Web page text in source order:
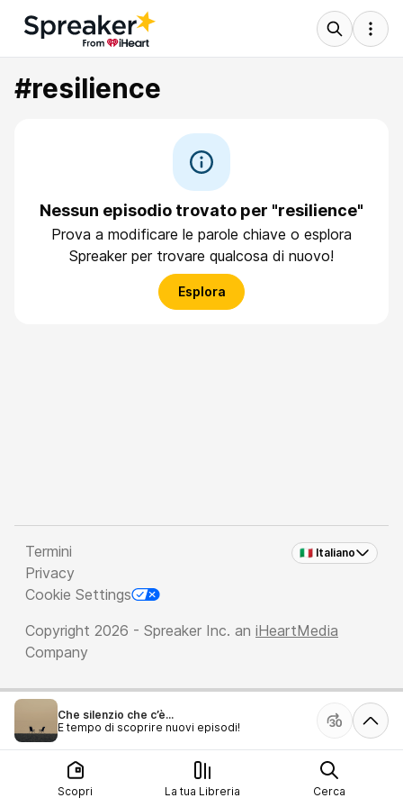
#resilience
Nessun episodio trovato per "resilience"
Prova a modificare le parole chiave o esplora
Spreaker per trovare qualcosa di nuovo!
Esplora
🇮🇹 Italiano
Termini
Privacy
Cookie Settings
Copyright 2026 - Spreaker Inc. an iHeartMedia
Company
Che silenzio che c’è...
È tempo di scoprire nuovi episodi!
Scopri La tua Libreria Cerca